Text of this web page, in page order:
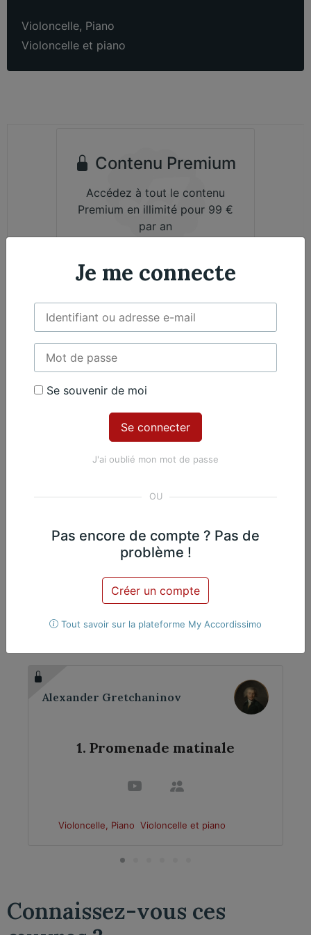
Violoncelle, Piano
Violoncelle et piano
Contenu Premium
Accédez à tout le contenu
Premium en illimité pour 99 €
par an
Émile Bernard, Violoncelle - Nicolas Martin,
Contenu Premium
Accédez à tout le contenu
Premium en illimité pour 99 €
Œuvres du même
compositeur​
Alexander Gretchaninov
1. Promenade matinale
Violoncelle, Piano Violoncelle et piano
Connaissez-vous ces
Je me connecte
Se souvenir de moi
J'ai oublié mon mot de passe
Pas encore de compte ? Pas de
problème !
Créer un compte
Tout savoir sur la plateforme My Accordissimo